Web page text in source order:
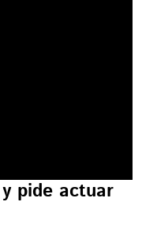
pide actuar